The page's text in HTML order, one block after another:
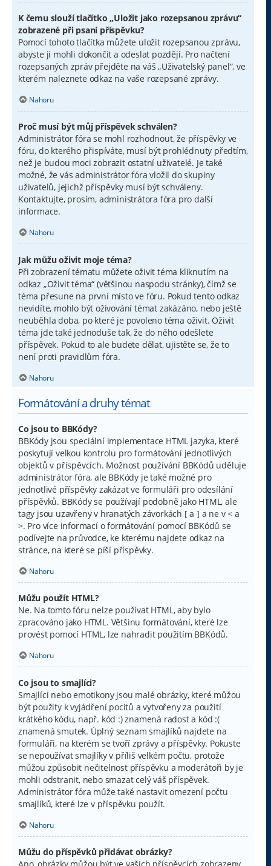
K čemu slouží tlačítko „Uložit jako rozepsanou zprávu“
zobrazené při psaní příspěvku?
Pomocí tohoto tlačítka můžete uložit rozepsanou zprávu,
abyste ji mohli dokončit a odeslat později. Pro načtení
rozepsaných zpráv přejděte na váš „Uživatelský panel“, ve
kterém naleznete odkaz na vaše rozepsané zprávy.
Nahoru
Proč musí být můj příspěvek schválen?
Administrátor fóra se mohl rozhodnout, že příspěvky ve
fóru, do kterého přispíváte, musí být prohlédnuty předtím,
než je budou moci zobrazit ostatní uživatelé. Je také
možné, že vás administrátor fóra vložil do skupiny
uživatelů, jejichž příspěvky musí být schváleny.
Kontaktujte, prosím, administrátora fóra pro další
informace.
Nahoru
Jak můžu oživit moje téma?
Při zobrazení tématu můžete oživit téma kliknutím na
odkaz „Oživit téma“ (většinou naspodu stránky), čímž se
téma přesune na první místo ve fóru. Pokud tento odkaz
nevidíte, mohlo být oživování témat zakázáno, nebo ještě
neuběhla doba, po které je povoleno téma oživit. Oživit
téma jde také jednoduše tak, že do něho odešlete
příspěvek. Pokud to ale budete dělat, ujistěte se, že to
není proti pravidlům fóra.
Nahoru
Formátování a druhy témat
Co jsou to BBKódy?
BBKódy jsou speciální implementace HTML jazyka, které
poskytují velkou kontrolu pro formátování jednotlivých
objektů v příspěvcích. Možnost používání BBKódů uděluje
administrátor fóra, ale BBKódy je také možné pro
jednotlivé příspěvky zakázat ve formuláři pro odesílání
příspěvků. BBKódy se používají podobně jako HTML, ale
tagy jsou uzavřeny v hranatých závorkách [ a ] a ne v < a
>. Pro více informací o formátování pomocí BBKódů se
podívejte na průvodce, ke kterému najdete odkaz na
stránce, na které se píší příspěvky.
Nahoru
Můžu použít HTML?
Ne. Na tomto fóru nelze používat HTML, aby bylo
zpracováno jako HTML. Většinu formátování, které lze
provést pomocí HTML, lze nahradit použitím BBKódů.
Nahoru
Co jsou to smajlíci?
Smajlíci nebo emotikony jsou malé obrázky, které můžou
být použity k vyjádření pocitů a vytvořeny za použití
krátkého kódu, např. kód :) znamená radost a kód :(
znamená smutek. Úplný seznam smajlíků najdete na
formuláři, na kterém se tvoří zprávy a příspěvky. Pokuste
se nepoužívat smajlíky v příliš velkém počtu, protože
můžou způsobit nečitelnost příspěvku a moderátoři by je
mohli odstranit, nebo smazat celý váš příspěvek.
Administrátor fóra může také nastavit omezení počtu
smajlíků, které lze v příspěvku použít.
Nahoru
Můžu do příspěvků přidávat obrázky?